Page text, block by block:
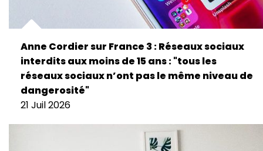
Anne Cordier sur France 3 : Réseaux sociaux
interdits aux moins de 15 ans : "tous les
réseaux sociaux n’ont pas le même niveau de
dangerosité"
21 Juil 2026